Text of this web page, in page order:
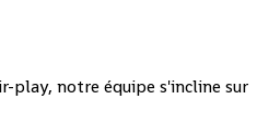
play, notre équipe s'incline sur